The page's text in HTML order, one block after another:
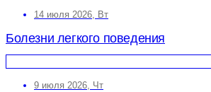
14 июля 2026, Вт
Болезни легкого поведения
9 июля 2026, Чт